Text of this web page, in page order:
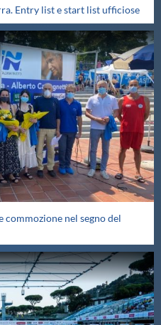
Entry list e start list ufficiose
nel segno del